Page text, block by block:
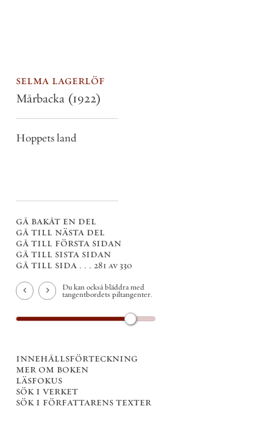
selma lagerlöf
Mårbacka (1922)
Hoppets land
gå bakåt en del
gå till nästa del
gå till första sidan
gå till sista sidan
gå till sida . . . 281 av 330
Du kan också bläddra med
tangentbordets piltangenter.
innehållsförteckning
mer om boken
läsfokus
sök i verket
sök i författarens texter